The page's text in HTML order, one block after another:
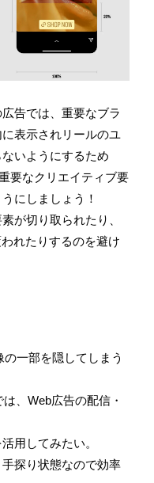
告では、重要なブラ
表示されリールのユ
いようにするため
要なクリエイティブ要
にしましょう！
が切り取られたり、
れたりするのを避け
一部を隠してしまう
、Web広告の配信・
用してみたい。
探り状態なので効率